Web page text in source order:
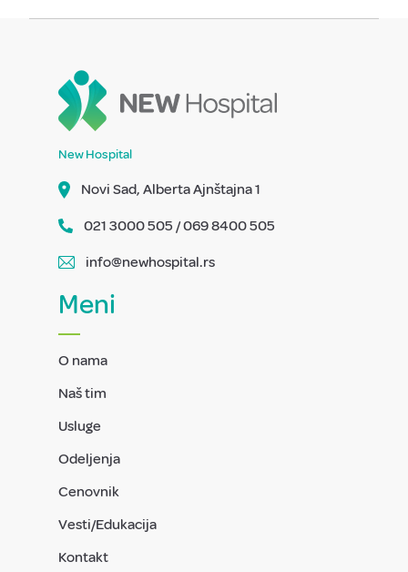
New Hospital
Novi Sad, Alberta Ajnštajna 1
021 3000 505 / 069 8400 505
info@newhospital.rs
Meni
O nama
Naš tim
Usluge
Odeljenja
Cenovnik
Vesti/Edukacija
Kontakt